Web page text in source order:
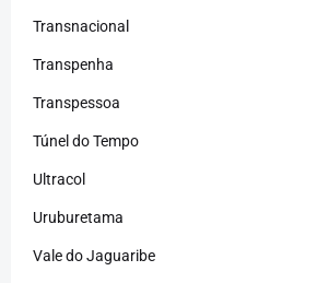
Transnacional
Transpenha
Transpessoa
Túnel do Tempo
Ultracol
Uruburetama
Vale do Jaguaribe